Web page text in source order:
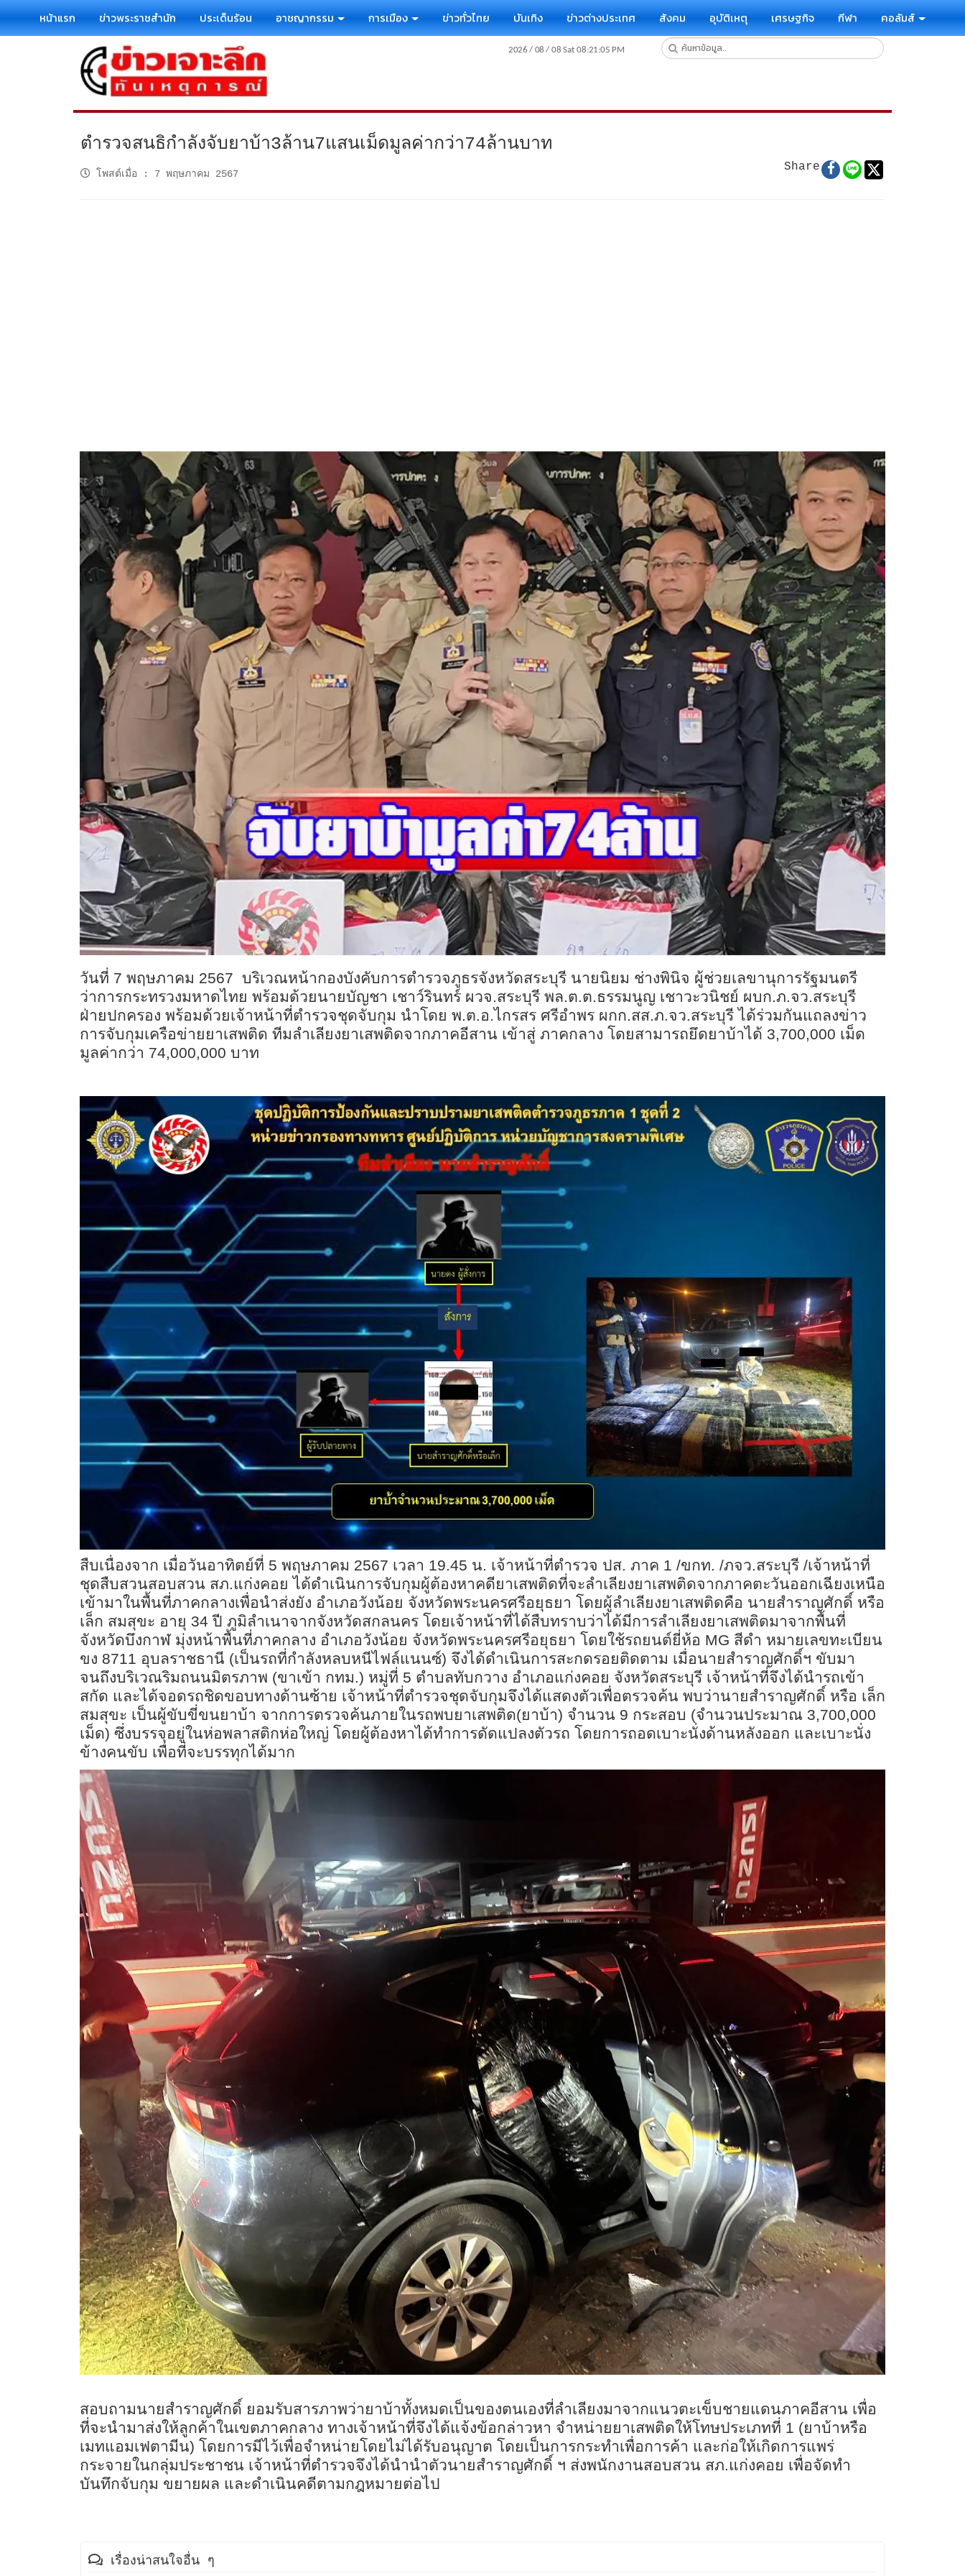
หน้าแรก ข่าวพระราชสำนัก ประเด็นร้อน อาชญากรรม การเมือง ข่าวทั่วไทย บันเทิง ข่าวต่างประเทศ สังคม อุบัติเหตุ เศรษฐกิจ กีฬา คอลัมส์
ตำรวจสนธิกำลังจับยาบ้า3ล้าน7แสนเม็ดมูลค่ากว่า74ล้านบาท
โพสต์เมื่อ : 7 พฤษภาคม 2567
Share
วันที่ 7 พฤษภาคม 2567 บริเวณหน้ากองบังคับการตำรวจภูธรจังหวัดสระบุรี นายนิยม ช่างพินิจ ผู้ช่วยเลขานุการรัฐมนตรี
ว่าการกระทรวงมหาดไทย พร้อมด้วยนายบัญชา เชาว์รินทร์ ผวจ.สระบุรี พล.ต.ต.ธรรมนูญ เชาวะวนิชย์ ผบก.ภ.จว.สระบุรี
ฝ่ายปกครอง พร้อมด้วยเจ้าหน้าที่ตำรวจชุดจับกุม นำโดย พ.ต.อ.ไกรสร ศรีอำพร ผกก.สส.ภ.จว.สระบุรี ได้ร่วมกันแถลงข่าว
การจับกุมเครือข่ายยาเสพติด ทีมลำเลียงยาเสพติดจากภาคอีสาน เข้าสู่ ภาคกลาง โดยสามารถยึดยาบ้าได้ 3,700,000 เม็ด
มูลค่ากว่า 74,000,000 บาท
สืบเนื่องจาก เมื่อวันอาทิตย์ที่ 5 พฤษภาคม 2567 เวลา 19.45 น. เจ้าหน้าที่ตำรวจ ปส. ภาค 1 /ขกท. /ภจว.สระบุรี /เจ้าหน้าที่
ชุดสืบสวนสอบสวน สภ.แก่งคอย ได้ดำเนินการจับกุมผู้ต้องหาคดียาเสพติดที่จะลำเลียงยาเสพติดจากภาคตะวันออกเฉียงเหนือ
เข้ามาในพื้นที่ภาคกลางเพื่อนำส่งยัง อำเภอวังน้อย จังหวัดพระนครศรีอยุธยา โดยผู้ลำเลียงยาเสพติดคือ นายสำราญศักดิ์ หรือ
เล็ก สมสุขะ อายุ 34 ปี ภูมิลำเนาจากจังหวัดสกลนคร โดยเจ้าหน้าที่ได้สืบทราบว่าได้มีการลำเลียงยาเสพติดมาจากพื้นที่
จังหวัดบึงกาฬ มุ่งหน้าพื้นที่ภาคกลาง อำเภอวังน้อย จังหวัดพระนครศรีอยุธยา โดยใช้รถยนต์ยี่ห้อ MG สีดำ หมายเลขทะเบียน
ขง 8711 อุบลราชธานี (เป็นรถที่กำลังหลบหนีไฟล์แนนซ์) จึงได้ดำเนินการสะกดรอยติดตาม เมื่อนายสำราญศักดิ์ฯ ขับมา
จนถึงบริเวณริมถนนมิตรภาพ (ขาเข้า กทม.) หมู่ที่ 5 ตำบลทับกวาง อำเภอแก่งคอย จังหวัดสระบุรี เจ้าหน้าที่จึงได้นำรถเข้า
สกัด และได้จอดรถชิดขอบทางด้านซ้าย เจ้าหน้าที่ตำรวจชุดจับกุมจึงได้แสดงตัวเพื่อตรวจค้น พบว่านายสำราญศักดิ์ หรือ เล็ก
สมสุขะ เป็นผู้ขับขี่ขนยาบ้า จากการตรวจค้นภายในรถพบยาเสพติด(ยาบ้า) จำนวน 9 กระสอบ (จำนวนประมาณ 3,700,000
เม็ด) ซึ่งบรรจุอยู่ในห่อพลาสติกห่อใหญ่ โดยผู้ต้องหาได้ทำการดัดแปลงตัวรถ โดยการถอดเบาะนั่งด้านหลังออก และเบาะนั่ง
ข้างคนขับ เพื่อที่จะบรรทุกได้มาก
สอบถามนายสำราญศักดิ์ ยอมรับสารภาพว่ายาบ้าทั้งหมดเป็นของตนเองที่ลำเลียงมาจากแนวตะเข็บชายแดนภาคอีสาน เพื่อ
ที่จะนำมาส่งให้ลูกค้าในเขตภาคกลาง ทางเจ้าหน้าที่จึงได้แจ้งข้อกล่าวหา จำหน่ายยาเสพติดให้โทษประเภทที่ 1 (ยาบ้าหรือ
เมทแอมเฟตามีน) โดยการมีไว้เพื่อจำหน่ายโดยไม่ได้รับอนุญาต โดยเป็นการกระทำเพื่อการค้า และก่อให้เกิดการแพร่
กระจายในกลุ่มประชาชน เจ้าหน้าที่ตำรวจจึงได้นำนำตัวนายสำราญศักดิ์ ฯ ส่งพนักงานสอบสวน สภ.แก่งคอย เพื่อจัดทำ
บันทึกจับกุม ขยายผล และดำเนินคดีตามกฎหมายต่อไป
เรื่องน่าสนใจอื่น ๆ